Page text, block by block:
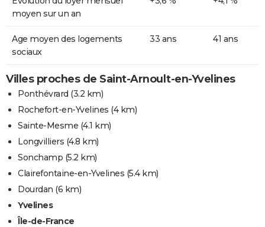
moyen sur un an
Age moyen des logements
sociaux
33 ans 41 ans
Villes proches de Saint-Arnoult-en-Yvelines
Ponthévrard (3.2 km)
Rochefort-en-Yvelines (4 km)
Sainte-Mesme (4.1 km)
Longvilliers (4.8 km)
Sonchamp (5.2 km)
Clairefontaine-en-Yvelines (5.4 km)
Dourdan (6 km)
Yvelines
Île-de-France